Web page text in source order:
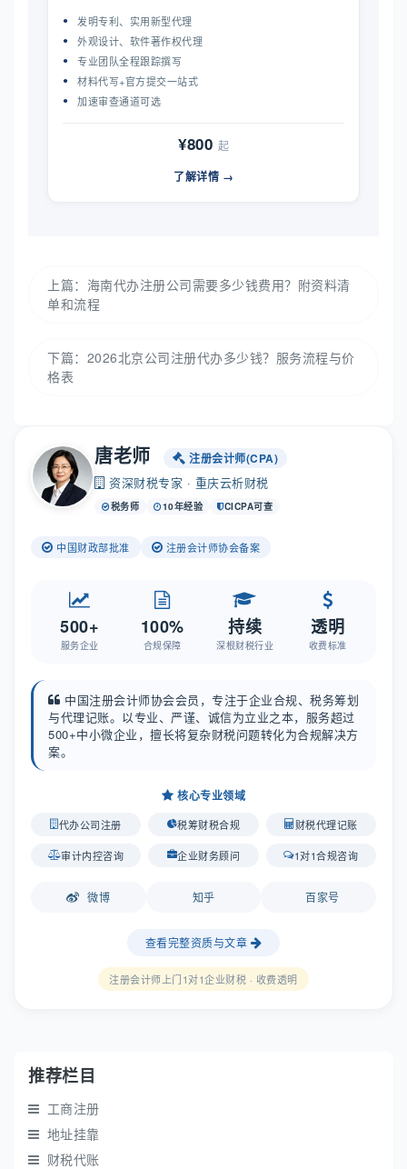
发明专利、实用新型代理
外观设计、软件著作权代理
专业团队全程跟踪撰写
材料代写+官方提交一站式
加速审查通道可选
¥800 起
了解详情 →
上篇： 海南代办注册公司需要多少钱费用？附资料清
单和流程
下篇： 2026北京公司注册代办多少钱？服务流程与价
格表
唐老师 注册会计师(CPA)
资深财税专家 · 重庆云析财税
税务师 10年经验 CICPA可查
中国财政部批准 注册会计师协会备案
500+
服务企业
100%
合规保障
持续
深根财税行业
透明
收费标准
中国注册会计师协会会员，专注于企业合规、税务筹划
与代理记账。以专业、严谨、诚信为立业之本，服务超过
500+中小微企业，擅长将复杂财税问题转化为合规解决方
案。
核心专业领域
代办公司注册 税筹财税合规 财税代理记账
审计内控咨询 企业财务顾问 1对1合规咨询
微博 知乎 百家号
查看完整资质与文章
注册会计师上门1对1企业财税 · 收费透明
推荐栏目
工商注册
地址挂靠
财税代账